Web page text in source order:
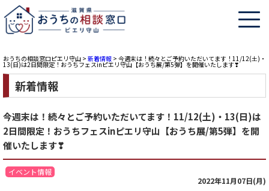
おうちの相談窓口ピエリ守山 > 新着情報 > 今週末は！続々とご予約いただいてます！11/12(土)・
13(日)は2日間限定！おうちフェスinピエリ守山【おうち展/第5弾】を開催いたします❣
新着情報
今週末は！続々とご予約いただいてます！11/12(土)・13(日)は
2日間限定！おうちフェスinピエリ守山【おうち展/第5弾】を開
催いたします❣
イベント情報
2022年11月07日(月)